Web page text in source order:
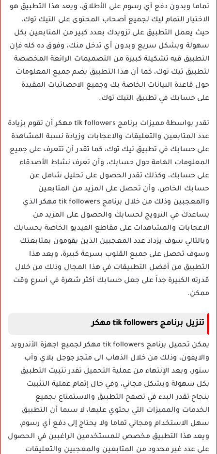
تماما وبدون دفع أي رسوم على الأطلاق، ويعد هذا التطبيق هو
الاختيار التمام ليك لجميع أصحاب المحتوى على التيك توك،
حيث يعمل التطبيق على تزويدك بعدد كبير من المتابعين بكل
سهولة وبشكل سريع وبدون أي تدخل منك، وفوق ده كله فإن
التطبيق فيه تشكيلة كبيرة من التصميمات الرائعة المخصصة
لتطبيق تيك توك، كما أن هذا التطبيق يضم جميع المعلومات
حول قاعدة البيانات الخاصة بك وجميع الاحصائيات المقيدة
على حسابك في تطبيق التيك توك.
تقدر بواسطة مميزات برنامج tik followers مهكر أن تقوم بزيادة
عدد المتابعين والتعليقات والاعجابات وزيادة نسبة المشاهدة
على حسابك في تطبيق تيك توك، كما تقدر أن تتعرف على جميع
المعلومات الهامة حول حسابك، وأن تعرف نشاط الأصدقاء
على حسابك، وكذلك تقدر الحصول على تحليل شامل عن
حسابك الخاص، وأن تحصل على المزيد من المتابعين
والمعجبين وذلك من خلال برنامج tik followers مهكر الذي
يساعدك في الترويج لحسابك والحصول على المزيد من
الاعجابات والمشاهدات على مقاطع الفيديو الخاصة بحسابك
وبالتالي سوف يزداد عدد المعجبين الذين يقومون بمتابعتك
وسوف تحصل على جميع القلوب بسرعة كبيرة، ويعد هذا
التطبيق من أفضل التطبيقات في هذا المجال وذلك من خلال
قدرته الكبيرة جداً على جعل حسابك أكثر شهرة في أسرع وقت
ممكن.
تنزيل برنامج tik followers مهكر
يمكن تحميل برنامج tik followers مهكر لجميع اجهزة الأندرويد
والايفون، وذلك من خلال الذهاب الى متجر جوجل بلاي وآب
ستور، وبعد الإنتهاء من عملية التحميل تقدر تثبيت التطبيق
بكل سهولة وبشكل مجاني، وفي حال إتمام عملية التثبيت
بنجاح تقدر البدء في تصفح التطبيق والاستمتاع بجميع
الخدمات والمميزات التي يحتوي عليها، لا سيما أن التطبيق
سهل الاستخدام ومجاني تماما ولا يحتاج إلى دفع أي رسوم،
ويعد هذا التطبيق مخصص للمستخدمين الراغبين في الحصول
على عدد غير محدود من المتابعين والمعجبين والتعليقات